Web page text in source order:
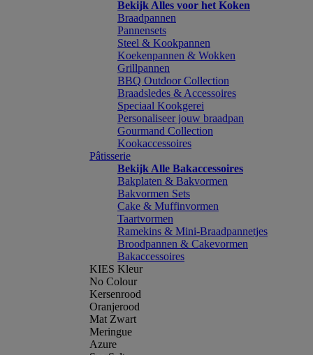
Bekijk Alles voor het Koken
Braadpannen
Pannensets
Steel & Kookpannen
Koekenpannen & Wokken
Grillpannen
BBQ Outdoor Collection
Braadsledes & Accessoires
Speciaal Kookgerei
Personaliseer jouw braadpan
Gourmand Collection
Kookaccessoires
Pâtisserie
Bekijk Alle Bakaccessoires
Bakplaten & Bakvormen
Bakvormen Sets
Cake & Muffinvormen
Taartvormen
Ramekins & Mini-Braadpannetjes
Broodpannen & Cakevormen
Bakaccessoires
KIES Kleur
No Colour
Kersenrood
Oranjerood
Mat Zwart
Meringue
Azure